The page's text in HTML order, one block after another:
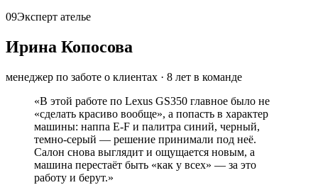
09Эксперт ателье
Ирина Копосова
менеджер по заботе о клиентах · 8 лет в команде
«В этой работе по Lexus GS350 главное было не
«сделать красиво вообще», а попасть в характер
машины: наппа E-F и палитра синий, черный,
темно-серый — решение принимали под неё.
Салон снова выглядит и ощущается новым, а
машина перестаёт быть «как у всех» — за это
работу и берут.»